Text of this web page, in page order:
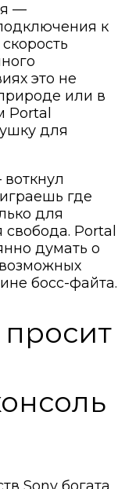
—
к
это не
или в
Portal
для
где
для
Portal
думать о
босс-файта.